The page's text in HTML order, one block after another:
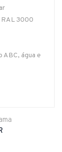
RAL 3000
ABC, água e